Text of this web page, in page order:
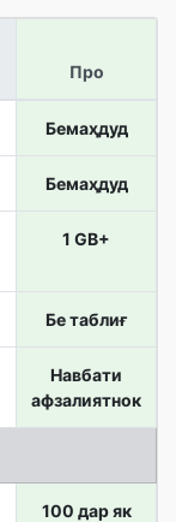
Про
Бемаҳдуд
Бемаҳдуд
1 GB+
Бе таблиғ
Навбати
афзалиятнок
100 дар як